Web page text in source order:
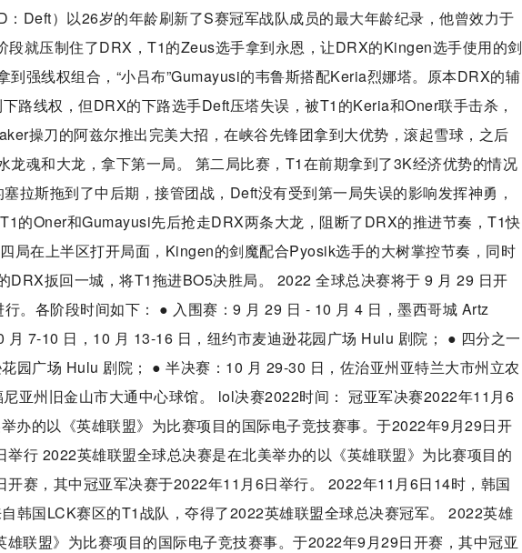
Deft）以26岁的年龄刷新了S赛冠军战队成员的最大年龄纪录，他曾效力于
就压制住了DRX，T1的Zeus选手拿到永恩，让DRX的Kingen选手使用的剑
到强线权组合，“小吕布”Gumayusi的韦鲁斯搭配Keria烈娜塔。原本DRX的辅
路线权，但DRX的下路选手Deft压塔失误，被T1的Keria和Oner联手击杀，
操刀的阿兹尔推出完美大招，在峡谷先锋团拿到大优势，滚起雪球，之后
龙魂和大龙，拿下第一局。 第二局比赛，T1在前期拿到了3K经济优势的情况
拉斯拖到了中后期，接管团战，Deft没有受到第一局失误的影响发挥神勇，
的Oner和Gumayusi先后抢走DRX两条大龙，阻断了DRX的推进节奏，T1快
局在上半区打开局面，Kingen的剑魔配合Pyosik选手的大树掌控节奏，同时
DRX扳回一城，将T1拖进BO5决胜局。 2022 全球总决赛将于 9 月 29 日开
。各阶段时间如下： ● 入围赛：9 月 29 日 - 10 月 4 日，墨西哥城 Artz
7-10 日，10 月 13-16 日，纽约市麦迪逊花园广场 Hulu 剧院； ● 四分之一
园广场 Hulu 剧院； ● 半决赛：10 月 29-30 日，佐治亚州亚特兰大市州立农
亚州旧金山市大通中心球馆。 lol决赛2022时间： 冠亚军决赛2022年11月6
办的以《英雄联盟》为比赛项目的国际电子竞技赛事。于2022年9月29日开
行 2022英雄联盟全球总决赛是在北美举办的以《英雄联盟》为比赛项目的
赛，其中冠亚军决赛于2022年11月6日举行。 2022年11月6日14时，韩国
韩国LCK赛区的T1战队，夺得了2022英雄联盟全球总决赛冠军。 2022英雄
联盟》为比赛项目的国际电子竞技赛事。于2022年9月29日开赛，其中冠亚